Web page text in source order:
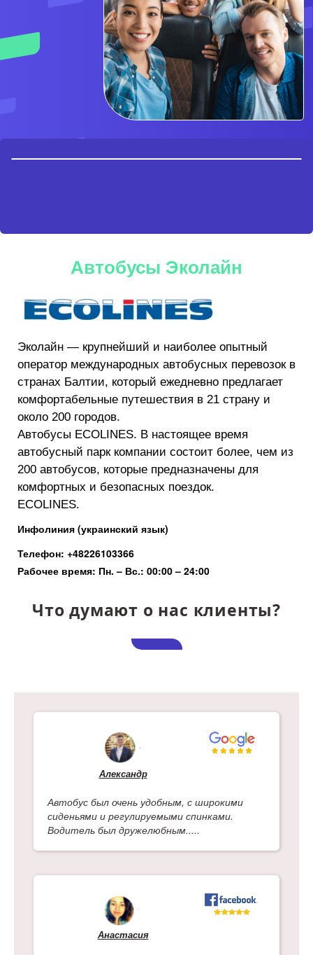
Автобусы Эколайн
Эколайн — крупнейший и наиболее опытный
оператор международных автобусных перевозок в
странах Балтии, который ежедневно предлагает
комфортабельные путешествия в 21 страну и
около 200 городов.
Автобусы ECOLINES. В настоящее время
автобусный парк компании состоит более, чем из
200 автобусов, которые предназначены для
комфортных и безопасных поездок.
ECOLINES.
Инфолиния (украинский язык)
Телефон: +48226103366
Рабочее время: Пн. – Вс.: 00:00 – 24:00
Что думают о нас клиенты?
Александр
Автобус был очень удобным, с широкими
сиденьями и регулируемыми спинками.
Водитель был дружелюбным.....
Анастасия